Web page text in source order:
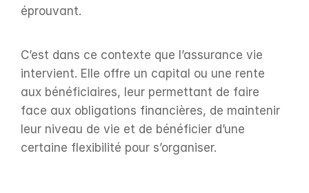
éprouvant.
C’est dans ce contexte que l’assurance vie
intervient. Elle offre un capital ou une rente
aux bénéficiaires, leur permettant de faire
face aux obligations financières, de maintenir
leur niveau de vie et de bénéficier d’une
certaine flexibilité pour s’organiser.